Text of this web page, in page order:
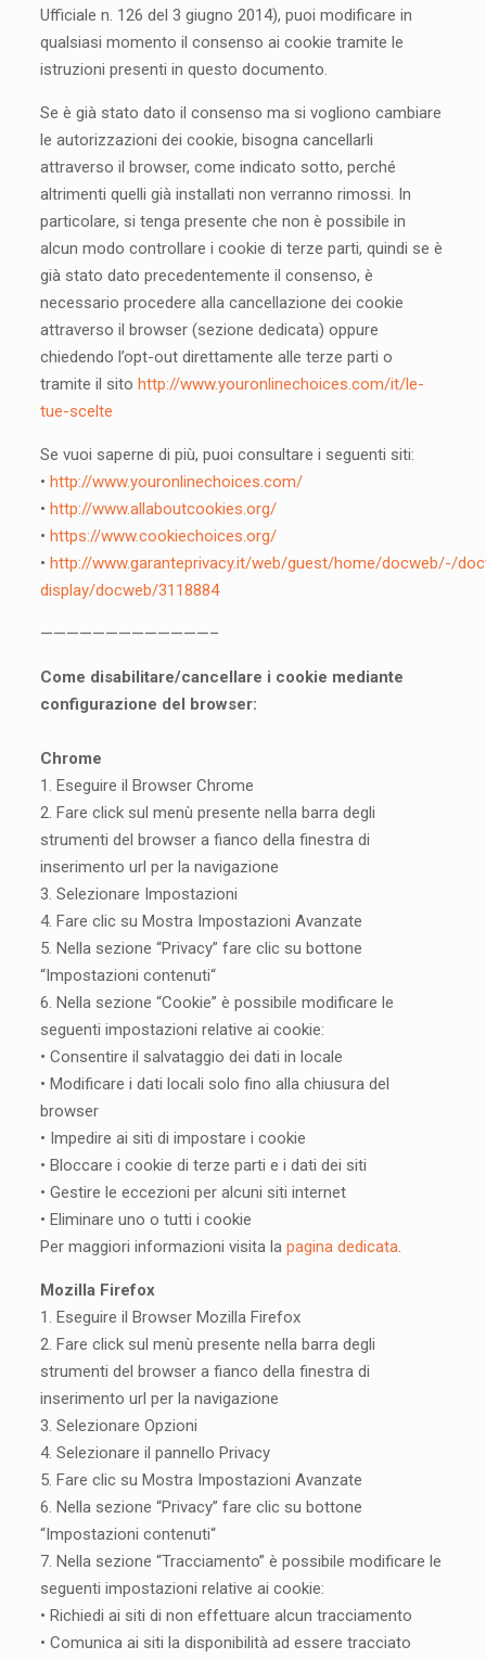
Ufficiale n. 126 del 3 giugno 2014), puoi modificare in
qualsiasi momento il consenso ai cookie tramite le
istruzioni presenti in questo documento.
Se è già stato dato il consenso ma si vogliono cambiare
le autorizzazioni dei cookie, bisogna cancellarli
attraverso il browser, come indicato sotto, perché
altrimenti quelli già installati non verranno rimossi. In
particolare, si tenga presente che non è possibile in
alcun modo controllare i cookie di terze parti, quindi se è
già stato dato precedentemente il consenso, è
necessario procedere alla cancellazione dei cookie
attraverso il browser (sezione dedicata) oppure
chiedendo l’opt-out direttamente alle terze parti o
tramite il sito http://www.youronlinechoices.com/it/le-
tue-scelte
Se vuoi saperne di più, puoi consultare i seguenti siti:
• http://www.youronlinechoices.com/
• http://www.allaboutcookies.org/
• https://www.cookiechoices.org/
• http://www.garanteprivacy.it/web/guest/home/docweb/-/
display/docweb/3118884
—————————————–
Come disabilitare/cancellare i cookie mediante
configurazione del browser:
Chrome
1. Eseguire il Browser Chrome
2. Fare click sul menù presente nella barra degli
strumenti del browser a fianco della finestra di
inserimento url per la navigazione
3. Selezionare Impostazioni
4. Fare clic su Mostra Impostazioni Avanzate
5. Nella sezione “Privacy” fare clic su bottone
“Impostazioni contenuti“
6. Nella sezione “Cookie” è possibile modificare le
seguenti impostazioni relative ai cookie:
• Consentire il salvataggio dei dati in locale
• Modificare i dati locali solo fino alla chiusura del
browser
• Impedire ai siti di impostare i cookie
• Bloccare i cookie di terze parti e i dati dei siti
• Gestire le eccezioni per alcuni siti internet
• Eliminare uno o tutti i cookie
Per maggiori informazioni visita la pagina dedicata.
Mozilla Firefox
1. Eseguire il Browser Mozilla Firefox
2. Fare click sul menù presente nella barra degli
strumenti del browser a fianco della finestra di
inserimento url per la navigazione
3. Selezionare Opzioni
4. Selezionare il pannello Privacy
5. Fare clic su Mostra Impostazioni Avanzate
6. Nella sezione “Privacy” fare clic su bottone
“Impostazioni contenuti“
7. Nella sezione “Tracciamento” è possibile modificare le
seguenti impostazioni relative ai cookie:
• Richiedi ai siti di non effettuare alcun tracciamento
• Comunica ai siti la disponibilità ad essere tracciato